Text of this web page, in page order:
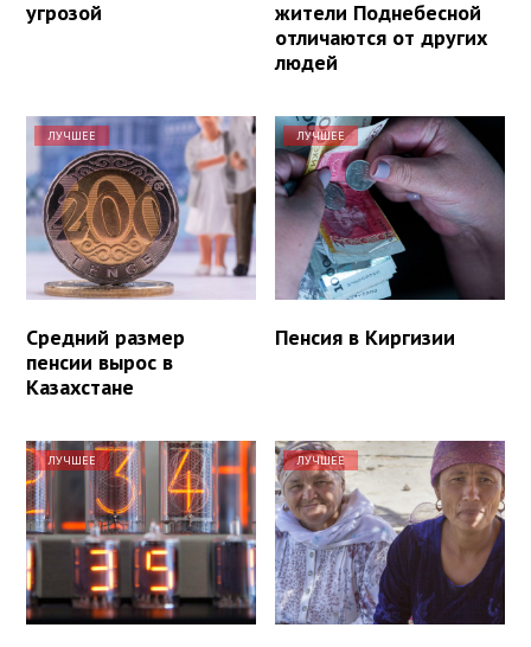
угрозой
жители Поднебесной
отличаются от других
людей
ЛУЧШЕЕ
Средний размер
пенсии вырос в
Казахстане
ЛУЧШЕЕ
Пенсия в Киргизии
ЛУЧШЕЕ ЛУЧШЕЕ